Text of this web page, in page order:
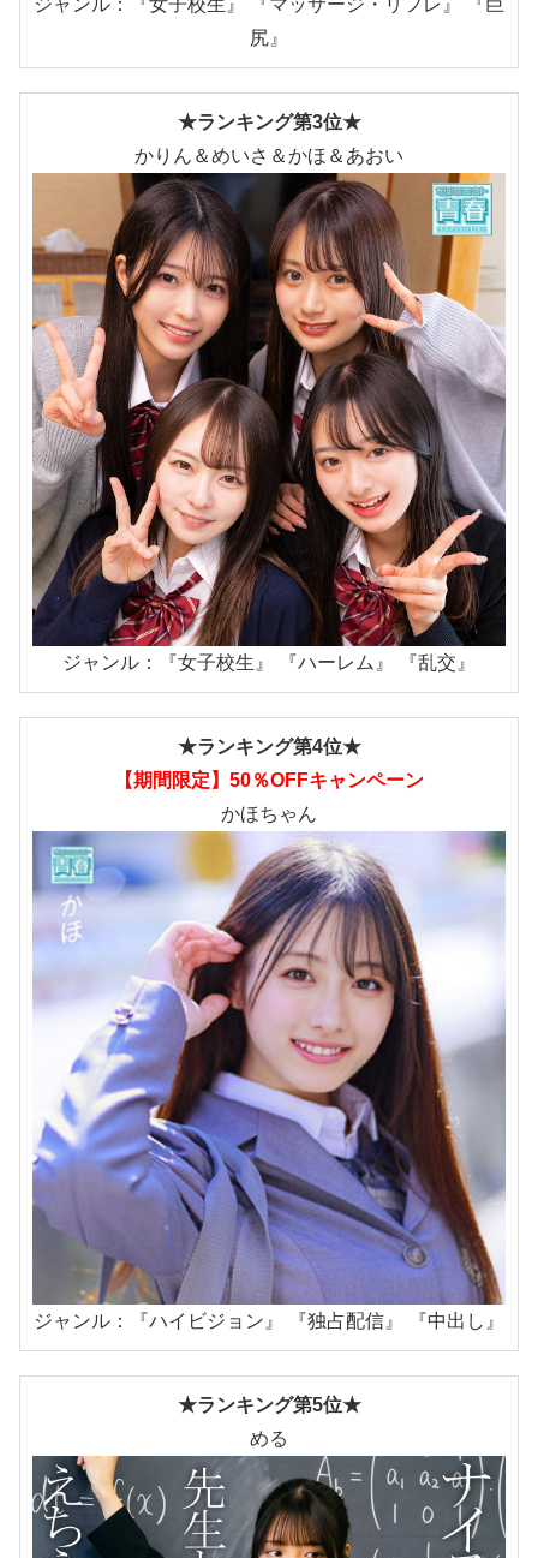
ジャンル：『女子校生』 『マッサージ・リフレ』 『巨
尻』
★ランキング第3位★
かりん＆めいさ＆かほ＆あおい
ジャンル：『女子校生』 『ハーレム』 『乱交』
★ランキング第4位★
【期間限定】50％OFFキャンペーン
かほちゃん
ジャンル：『ハイビジョン』 『独占配信』 『中出し』
★ランキング第5位★
める